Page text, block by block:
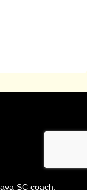
SC coach.